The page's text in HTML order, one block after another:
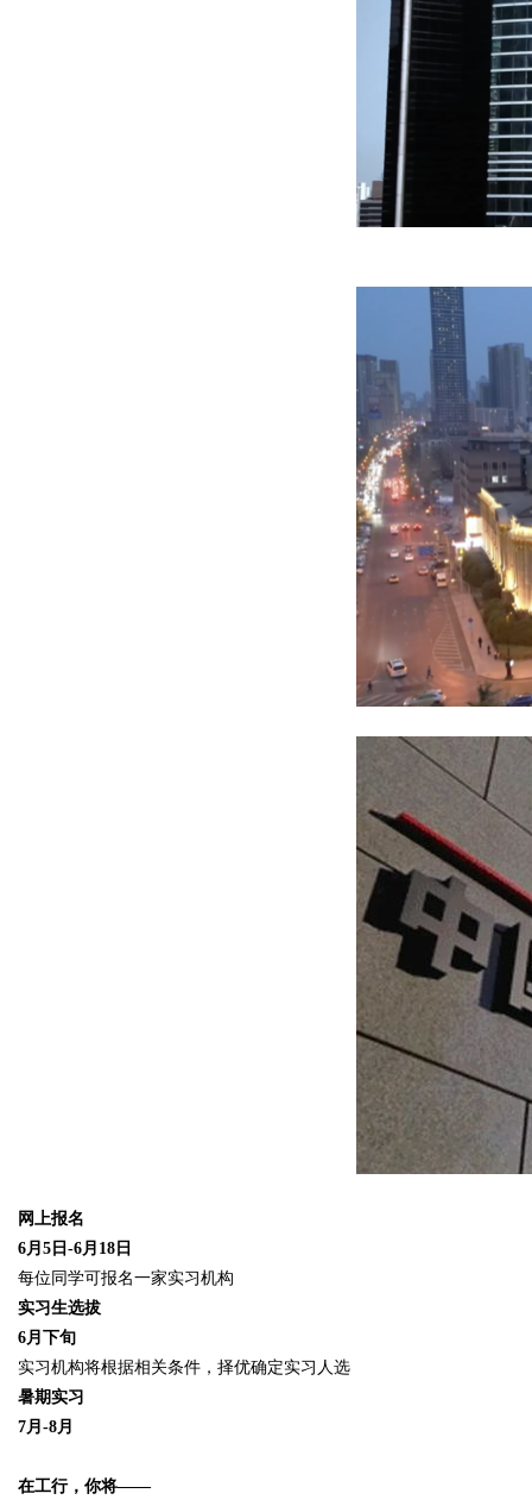
网上报名
6月5日-6月18日
每位同学可报名一家实习机构
实习生选拔
6月下旬
实习机构将根据相关条件，择优确定实习人选
暑期实习
7月-8月
在工行，你将——